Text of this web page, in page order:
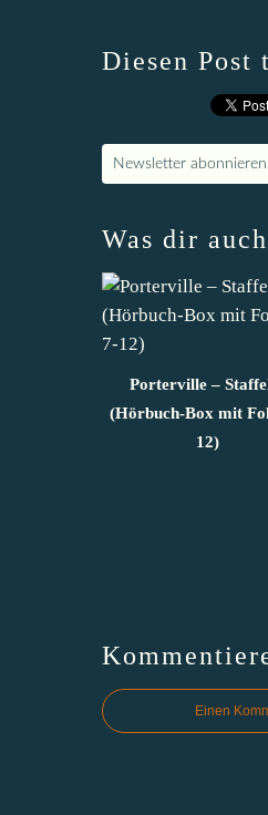
Diesen Post
Newsletter abonnieren
Was dir
Porterville –
(Hörbuch-Box mit
12)
Einen